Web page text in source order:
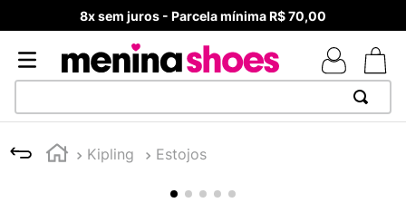
8x sem juros - Parcela mínima R$ 70,00
Kipling Estojos
1
TÊNIS NEWS BALANCE 530
MELISSAS MINI BABY